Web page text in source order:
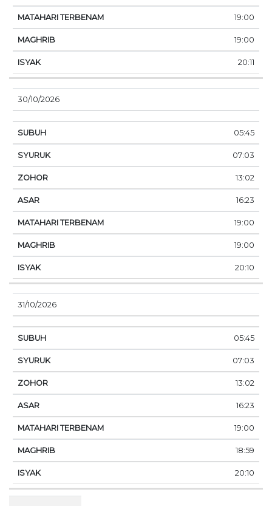
19:00
19:00
20:11
30/10/2026
05:45
07:03
13:02
16:23
19:00
19:00
20:10
31/10/2026
05:45
07:03
13:02
16:23
19:00
18:59
20:10